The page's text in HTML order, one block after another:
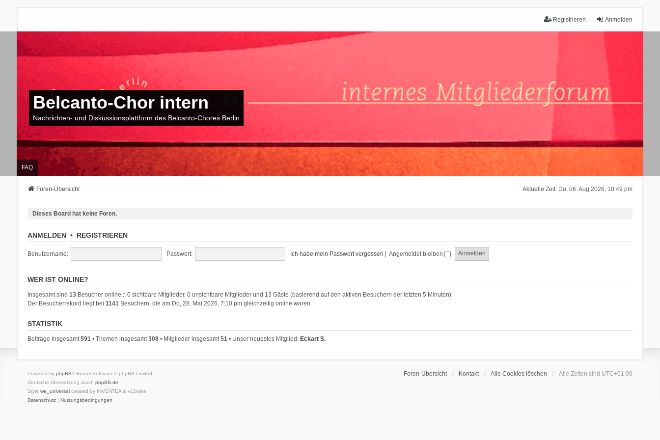
Anmelden
Registrieren
Belcanto-Chor intern
Nachrichten- und Diskussionsplattform des Belcanto-Chores Berlin
FAQ
Aktuelle Zeit: Do, 06. Aug 2026, 10:49 pm
Foren-Übersicht
Dieses Board hat keine Foren.
ANMELDEN• REGISTRIEREN
Benutzername: Passwort: Ich habe mein Passwort vergessen | Angemeldet bleiben
WER IST ONLINE?
Insgesamt sind 13Besucher online :: 0 sichtbare Mitglieder, 0 unsichtbare Mitglieder und 13 Gäste (basierend auf den aktiven Besuchern der letzten 5 Minuten)
Der Besucherrekord liegt bei 1141Besuchern, die am Do, 28. Mai 2026, 7:10 pm gleichzeitig online waren.
STATISTIK
Beiträge insgesamt591• Themen insgesamt308• Mitglieder insgesamt51• Unser neuestes Mitglied: Eckart S.
Foren-Übersicht Kontakt Alle Cookies löschen Alle Zeiten sind UTC+01:00
Powered by phpBB® Forum Software © phpBB Limited
Deutsche Übersetzung durch phpBB.de
Style we_universalcreated by INVENTEA & v12mike
Datenschutz| Nutzungsbedingungen